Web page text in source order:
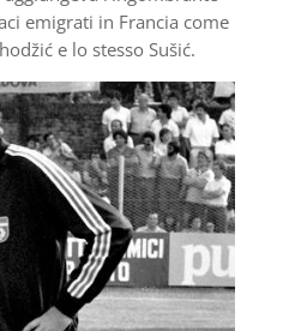
emigrati in Francia come
e lo stesso Sušić.